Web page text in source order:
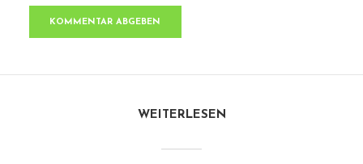
WEITERLESEN